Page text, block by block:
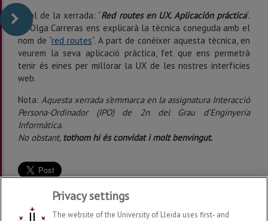
Títol de la xerrada: “Red routes en UX. Aplicación práctica“.
La Olga Carreras ens explicarà la tècnica coneguda amb el
nom de “red routes“. A part de conèixer aquesta tècnica, en
veurem la seva aplicació pràctica, fet que ens permetrà
tenir és eines per millorar la UX de les nostres interfícies
web.
Nota: Aquesta xerrada s’emmarca en la assignatura Interacció
Persona-Ordinador (IPO) de 2n del Grau d’Enginyeria
Informàtica.
No obstant, tothom hi és convidat i molt benvingut.
Privacy settings
The website of the University of Lleida uses first- and